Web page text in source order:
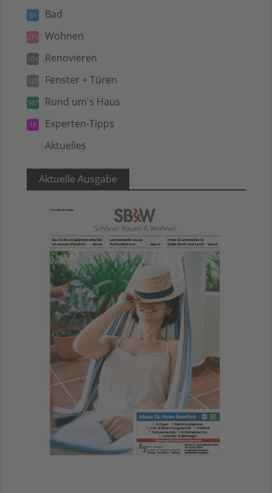
61 Bad
279 Wohnen
104 Renovieren
120 Fenster + Türen
347 Rund um's Haus
18 Experten-Tipps
Aktuelles
Aktuelle Ausgabe